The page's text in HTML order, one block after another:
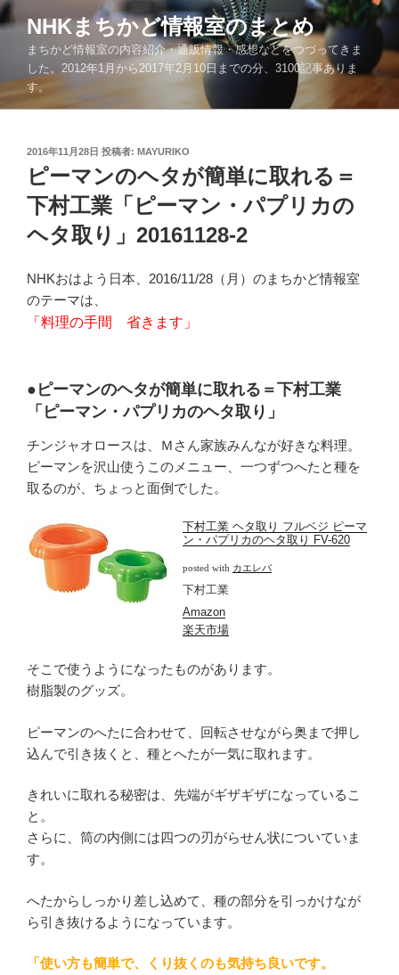
コ
ン
ツ
NHKまちかど情報室のまとめ
まちかど情報室の内容紹介・通販情報・感想などをつづってきま
した。2012年1月から2017年2月10日までの分、3100記事ありま
す。
投
稿
日:
2016年11月28日 投稿者: MAYURIKO
ピーマンのヘタが簡単に取れる＝
下村工業「ピーマン・パプリカの
ヘタ取り」20161128-2
NHKおはよう日本、2016/11/28（月）のまちかど情報室
のテーマは、
「料理の手間 省きます」
●ピーマンのヘタが簡単に取れる＝下村工業
「ピーマン・パプリカのヘタ取り」
チンジャオロースは、Ｍさん家族みんなが好きな料理。
ピーマンを沢山使うこのメニュー、一つずつへたと種を
取るのが、ちょっと面倒でした。
下村工業 ヘタ取り フルベジ ピーマ
ン・パプリカのヘタ取り FV-620
posted with カエレバ
下村工業
Amazon
楽天市場
そこで使うようになったものがあります。
樹脂製のグッズ。
ピーマンのへたに合わせて、回転させながら奥まで押し
込んで引き抜くと、種とへたが一気に取れます。
きれいに取れる秘密は、先端がギザギザになっているこ
と。
さらに、筒の内側には四つの刃がらせん状についていま
す。
へたからしっかり差し込めて、種の部分を引っかけなが
ら引き抜けるようになっています。
「使い方も簡単で、くり抜くのも気持ち良いです。